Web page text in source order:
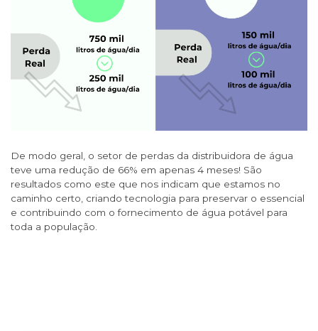
De modo geral, o setor de perdas da distribuidora de água
teve uma redução de 66% em apenas 4 meses! São
resultados como este que nos indicam que estamos no
caminho certo, criando tecnologia para preservar o essencial
e contribuindo com o fornecimento de água potável para
toda a população.